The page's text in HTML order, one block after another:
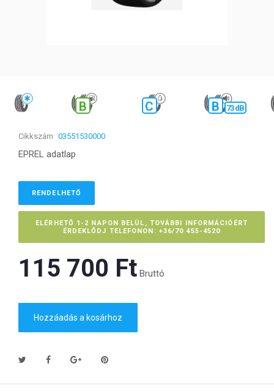
B C B 73 dB
Cikkszám 03551530000
EPREL adatlap
RENDELHETŐ
ELÉRHETŐ 1-2 NAPON BELÜL, TOVÁBBI INFORMÁCIÓÉRT
ÉRDEKLŐDJ TELEFONON: +36/70 455-4520
115 700 Ft‎ Bruttó
Hozzáadás a kosárhoz